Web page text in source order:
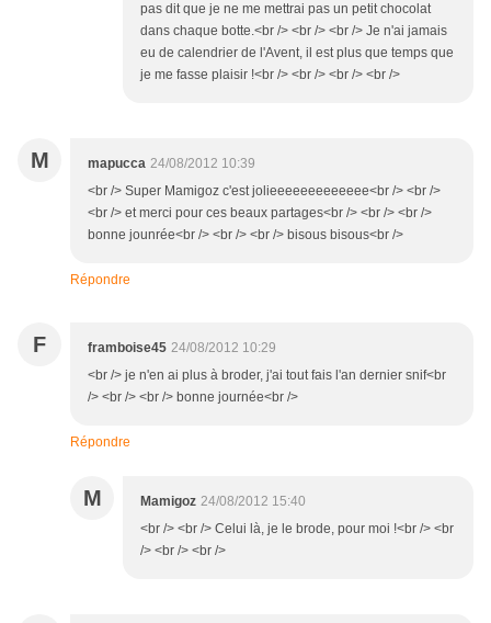
pas dit que je ne me mettrai pas un petit chocolat
dans chaque botte.<br /> <br /> <br /> Je n'ai jamais
eu de calendrier de l'Avent, il est plus que temps que
je me fasse plaisir !<br /> <br /> <br /> <br />
M mapucca 24/08/2012 10:39
<br /> Super Mamigoz c'est jolieeeeeeeeeeeee<br /> <br />
<br /> et merci pour ces beaux partages<br /> <br /> <br />
bonne jounrée<br /> <br /> <br /> bisous bisous<br />
Répondre
F framboise45 24/08/2012 10:29
<br /> je n'en ai plus à broder, j'ai tout fais l'an dernier snif<br
/> <br /> <br /> bonne journée<br />
Répondre
M Mamigoz 24/08/2012 15:40
<br /> <br /> Celui là, je le brode, pour moi !<br /> <br
/> <br /> <br />